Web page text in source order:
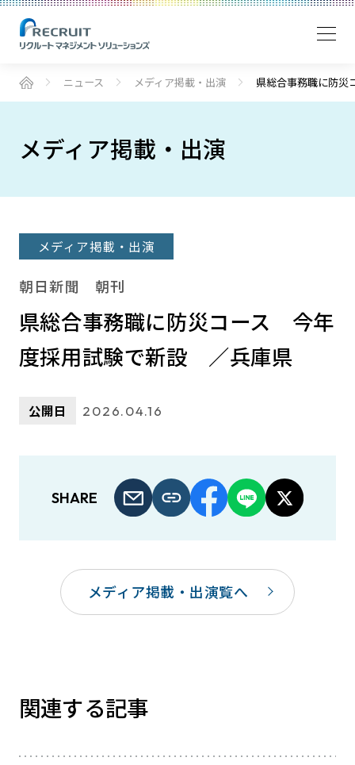
ニュース メディア掲載・出演 県総合事務職に防
メディア掲載・出演
メディア掲載・出演
朝日新聞 朝刊
県総合事務職に防災コース 今年
度採用試験で新設 ／兵庫県
公開日 2026.04.16
SHARE
メディア掲載・出演覧へ
関連する記事